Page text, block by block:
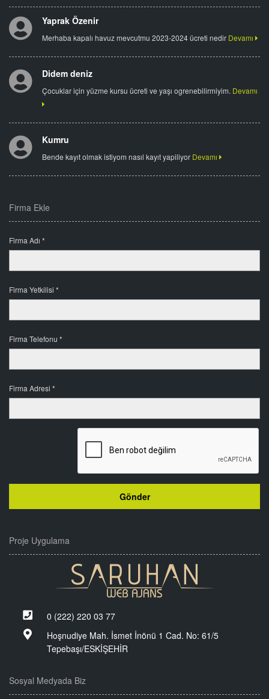
Yaprak Özenir
Merhaba kapalı havuz mevcutmu 2023-2024 ücreti nedir Devamı
Didem deniz
Çocuklar için yüzme kursu ücreti ve yaşı ogrenebilirmiyim. Devamı
Kumru
Bende kayıt olmak istiyom nasıl kayıt yapiliyor Devamı
Firma Ekle
Firma Adı *
Firma Yetkilisi *
Firma Telefonu *
Firma Adresi *
Proje Uygulama
0 (222) 220 03 77
Hoşnudiye Mah. İsmet İnönü 1 Cad. No: 61/5
Tepebaşı/ESKİŞEHİR
Sosyal Medyada Biz